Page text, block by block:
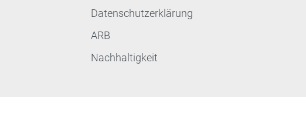
Datenschutzerklärung
ARB
Nachhaltigkeit